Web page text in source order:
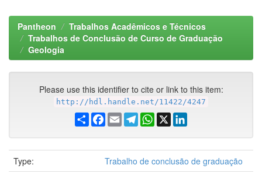
Pantheon
Trabalhos Acadêmicos e Técnicos
Trabalhos de Conclusão de Curso de Graduação
Geologia
Please use this identifier to cite or link to this item:
http://hdl.handle.net/11422/4247
ShareFacebook
EmailTelegramWhatsApp
X
Type:
Trabalho de conclusão de graduação